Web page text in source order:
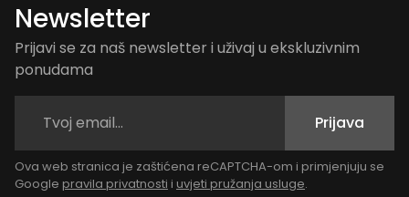
Newsletter
Prijavi se za naš newsletter i uživaj u ekskluzivnim
ponudama
Prijava
Ova web stranica je zaštićena reCAPTCHA-om i primjenjuju se
Google pravila privatnosti i uvjeti pružanja usluge.